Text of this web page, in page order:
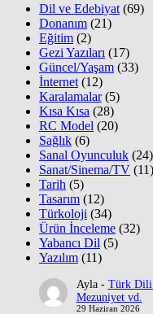
Dil ve Edebiyat (69)
Donanım (21)
Eğitim (2)
Gezi Yazıları (17)
Güncel/Yaşam (33)
İnternet (12)
Karalamalar(5)
Kısa Kısa (28)
RC Model (20)
Sağlık (6)
Sanal Oyunculuk (24)
Sanat/Sinema/TV (11)
Tarih (5)
Tasarım (12)
Türkoloji (34)
Ürün İnceleme (32)
Yabancı Dil (5)
Yazılım (11)
Ayla- Türk Dili
Mezuniyet vd.
29 Haziran 2026